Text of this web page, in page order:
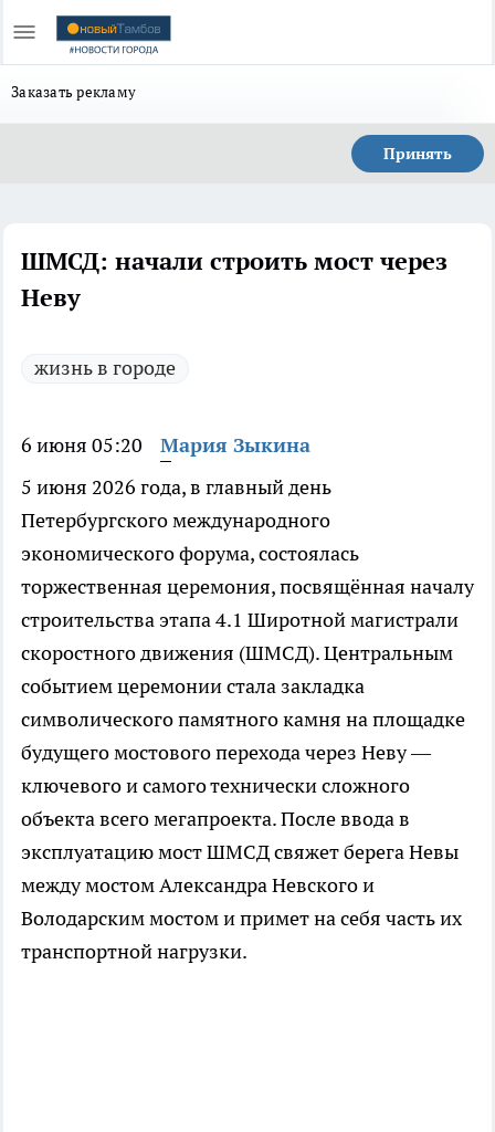
Заказать рекламу
Принять
ШМСД: начали строить мост через
Неву
жизнь в городе
6 июня 05:20
Мария Зыкина
5 июня 2026 года, в главный день
Петербургского международного
экономического форума, состоялась
торжественная церемония, посвящённая началу
строительства этапа 4.1 Широтной магистрали
скоростного движения (ШМСД). Центральным
событием церемонии стала закладка
символического памятного камня на площадке
будущего мостового перехода через Неву —
ключевого и самого технически сложного
объекта всего мегапроекта. После ввода в
эксплуатацию мост ШМСД свяжет берега Невы
между мостом Александра Невского и
Володарским мостом и примет на себя часть их
транспортной нагрузки.